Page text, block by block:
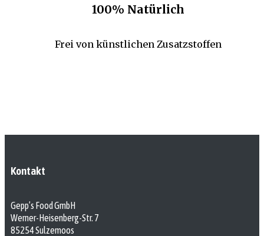
100% Natürlich
Frei von künstlichen Zusatzstoffen
Kontakt
Gepp’s Food GmbH
Werner-Heisenberg-Str. 7
85254 Sulzemoos